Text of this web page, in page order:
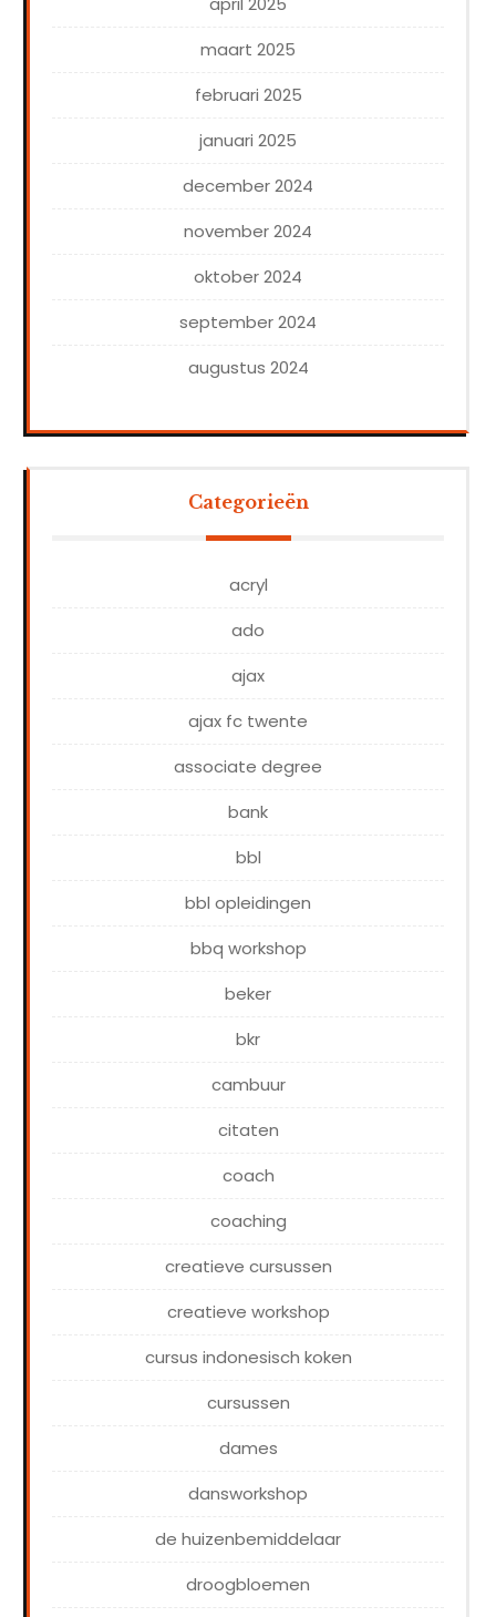
maart 2025
februari 2025
januari 2025
december 2024
november 2024
oktober 2024
september 2024
augustus 2024
Categorieën
acryl
ado
ajax
ajax fc twente
associate degree
bank
bbl
bbl opleidingen
bbq workshop
beker
bkr
cambuur
citaten
coach
coaching
creatieve cursussen
creatieve workshop
cursus indonesisch koken
cursussen
dames
dansworkshop
de huizenbemiddelaar
droogbloemen